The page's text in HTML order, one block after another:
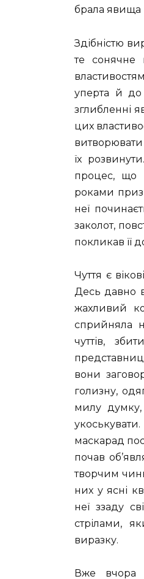
брала явища
Здібністю
те сонячне
уперта й до
зглибленні
цих
витворювати
їх
процес, що
роками
неї
заколот,
покликав її
Чуття є
Десь давно
жахливий
сприйняла
чуттів,
вони
голизну,
милу думку,
маскарад
почав
творчим
них у ясні
неї ззаду
стрілами,
виразку.
Вже вчора